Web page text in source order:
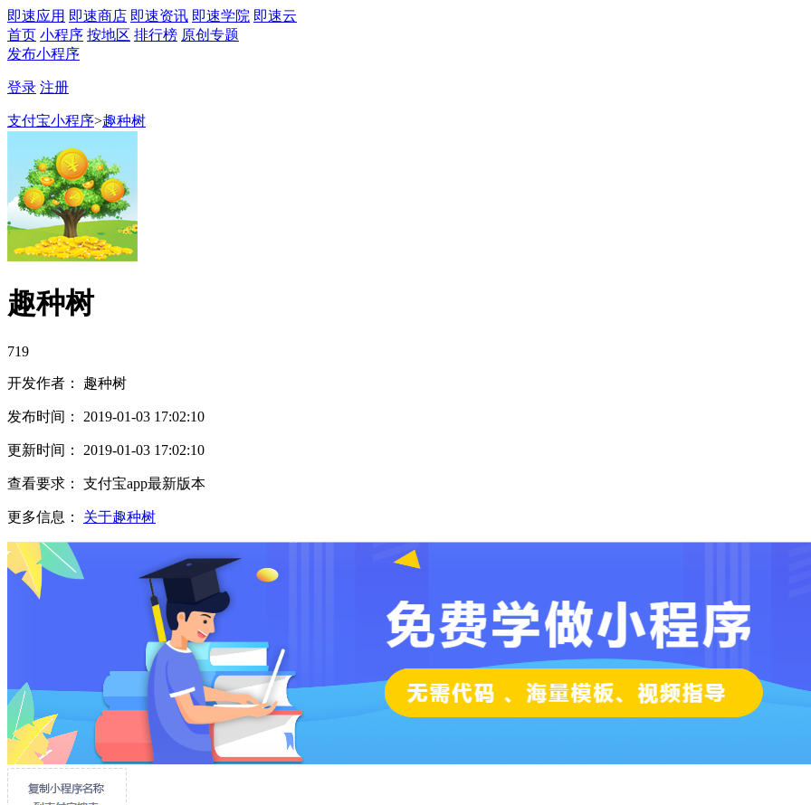
即速应用 即速商店 即速资讯 即速学院 即速云
首页 小程序 按地区 排行榜 原创专题
发布小程序
登录 注册
支付宝小程序>趣种树
趣种树
719
开发作者： 趣种树
发布时间： 2019-01-03 17:02:10
更新时间： 2019-01-03 17:02:10
查看要求： 支付宝app最新版本
更多信息： 关于趣种树